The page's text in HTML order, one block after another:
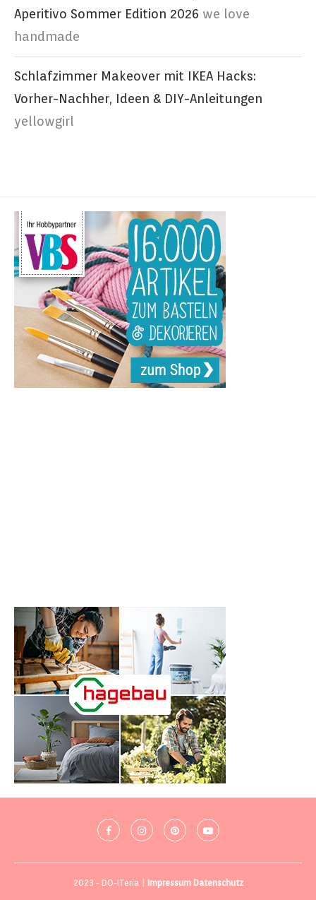
Aperitivo Sommer Edition 2026 we love
handmade
Schlafzimmer Makeover mit IKEA Hacks:
Vorher-Nachher, Ideen & DIY-Anleitungen
yellowgirl
2023 - DO-ITeria | Impressum Datenschutz